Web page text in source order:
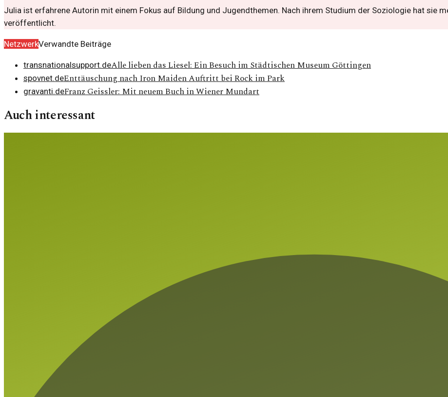
Julia ist erfahrene Autorin mit einem Fokus auf Bildung und Jugendthemen. Nach ihrem Studium der Soziologie hat sie
veröffentlicht.
NetzwerkVerwandte Beiträge
transnationalsupport.deAlle lieben das Liesel: Ein Besuch im Städtischen Museum Göttingen
spovnet.deEnttäuschung nach Iron Maiden Auftritt bei Rock im Park
gravanti.deFranz Geissler: Mit neuem Buch in Wiener Mundart
Auch interessant